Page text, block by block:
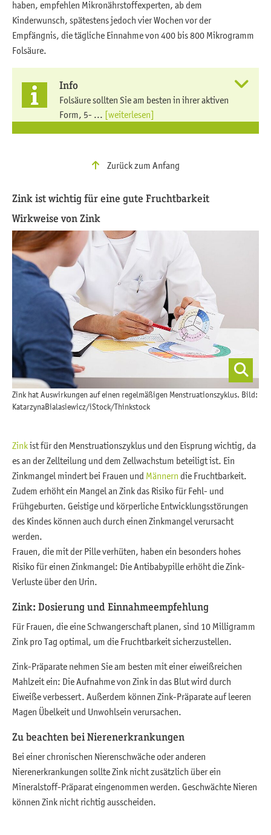
haben, empfehlen Mikronährstoffexperten, ab dem
Kinderwunsch, spätestens jedoch vier Wochen vor der
Empfängnis, die tägliche Einnahme von 400 bis 800 Mikrogramm
Folsäure.
Info
Folsäure sollten Sie am besten in ihrer aktiven
Form, 5- ... [weiterlesen]
Zurück zum Anfang
Zink ist wichtig für eine gute Fruchtbarkeit
Wirkweise von Zink
Zink hat Auswirkungen auf einen regelmäßigen Menstruationszyklus. Bild:
KatarzynaBialasiewicz/iStock/Thinkstock
Zinkist für den Menstruationszyklus und den Eisprung wichtig, da
es an der Zellteilung und dem Zellwachstum beteiligt ist. Ein
Zinkmangel mindert bei Frauen und Männern die Fruchtbarkeit.
Zudem erhöht ein Mangel an Zink das Risiko für Fehl- und
Frühgeburten. Geistige und körperliche Entwicklungsstörungen
des Kindes können auch durch einen Zinkmangel verursacht
werden.
Frauen, die mit der Pille verhüten, haben ein besonders hohes
Risiko für einen Zinkmangel: Die Antibabypille erhöht die Zink-
Verluste über den Urin.
Zink: Dosierung und Einnahmeempfehlung
Für Frauen, die eine Schwangerschaft planen, sind 10 Milligramm
Zink pro Tag optimal, um die Fruchtbarkeit sicherzustellen.
Zink-Präparate nehmen Sie am besten mit einer eiweißreichen
Mahlzeit ein: Die Aufnahme von Zink in das Blut wird durch
Eiweiße verbessert. Außerdem können Zink-Präparate auf leeren
Magen Übelkeit und Unwohlsein verursachen.
Zu beachten bei Nierenerkrankungen
Bei einer chronischen Nierenschwäche oder anderen
Nierenerkrankungen sollte Zink nicht zusätzlich über ein
Mineralstoff-Präparat eingenommen werden. Geschwächte Nieren
können Zink nicht richtig ausscheiden.